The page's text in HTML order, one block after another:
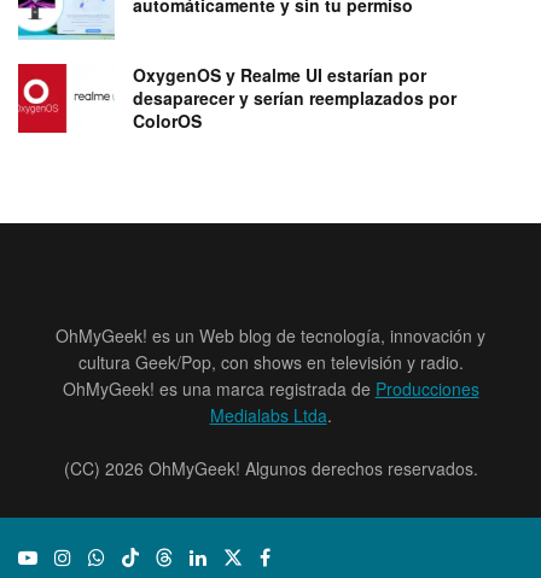
OxygenOS y Realme UI estarían por
desaparecer y serían reemplazados por
ColorOS
OhMyGeek! es un Web blog de tecnología, innovación y
cultura Geek/Pop, con shows en televisión y radio.
OhMyGeek! es una marca registrada de Producciones
Medialabs Ltda.
(CC) 2026 OhMyGeek! Algunos derechos reservados.